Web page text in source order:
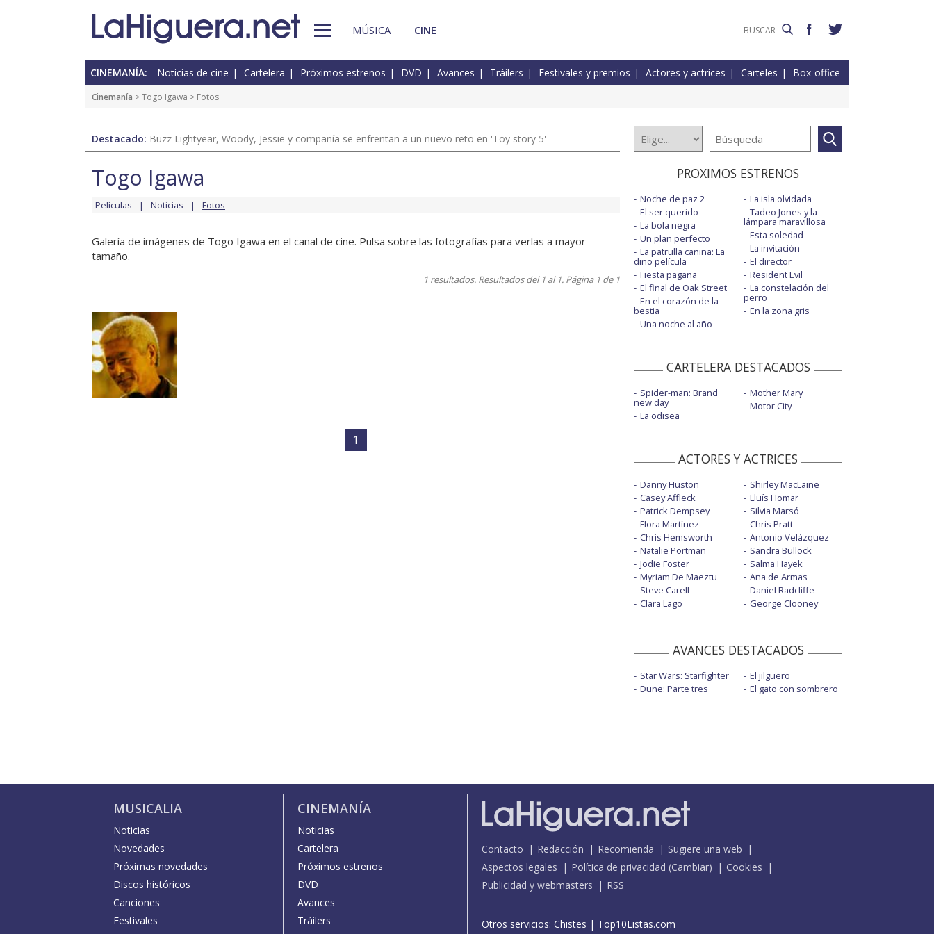
MÚSICA CINE
CINEMANÍA: Noticias de cine Cartelera Próximos estrenos DVD Avances Tráilers Festivales y premios Actores y actrices Carteles Box-office
Cinemanía >Togo Igawa > Fotos
Destacado: Buzz Lightyear, Woody, Jessie y compañía se enfrentan a un nuevo reto en 'Toy story 5'
Togo Igawa
Películas Noticias Fotos
Galería de imágenes de Togo Igawa en el canal de cine. Pulsa sobre las fotografías para verlas a mayor
tamaño.
1 resultados. Resultados del 1 al 1. Página 1 de 1
1
PROXIMOS ESTRENOS
Noche de paz 2
El ser querido
La bola negra
Un plan perfecto
La patrulla canina: La
dino película
Fiesta pagäna
El final de Oak Street
En el corazón de la
bestia
Una noche al año
La isla olvidada
Tadeo Jones y la
lámpara maravillosa
Esta soledad
La invitación
El director
Resident Evil
La constelación del
perro
En la zona gris
CARTELERA DESTACADOS
Spider-man: Brand
new day
La odisea
Mother Mary
Motor City
ACTORES Y ACTRICES
Danny Huston
Casey Affleck
Patrick Dempsey
Flora Martínez
Chris Hemsworth
Natalie Portman
Jodie Foster
Myriam De Maeztu
Steve Carell
Clara Lago
Shirley MacLaine
Lluís Homar
Silvia Marsó
Chris Pratt
Antonio Velázquez
Sandra Bullock
Salma Hayek
Ana de Armas
Daniel Radcliffe
George Clooney
AVANCES DESTACADOS
Star Wars: Starfighter
Dune: Parte tres
El jilguero
El gato con sombrero
MUSICALIA
Noticias
Novedades
Próximas novedades
Discos históricos
Canciones
Festivales
CINEMANÍA
Noticias
Cartelera
Próximos estrenos
DVD
Avances
Tráilers
Contacto Redacción Recomienda
Sugiere una web
Aspectos legales
Política de privacidad (Cambiar)
Cookies
Publicidad y webmasters
RSS
Otros servicios: Chistes | Top10Listas.com